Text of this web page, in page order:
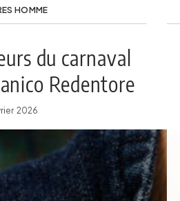
HOMME
du carnaval
Redentore
2026